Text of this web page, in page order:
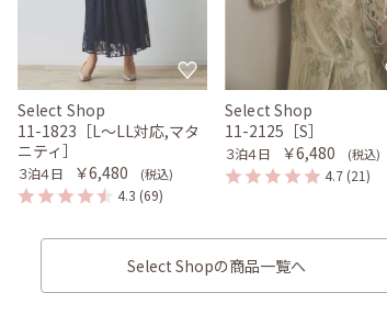
Select Shop
11-1823［L〜LL対応,マタ
ニティ］
３泊４日 ￥6,480 (税込)
4.3 (69)
Select Shop
11-2125［S］
３泊４日 ￥6,480 (税込)
4.7 (21)
Select Shopの商品一覧へ